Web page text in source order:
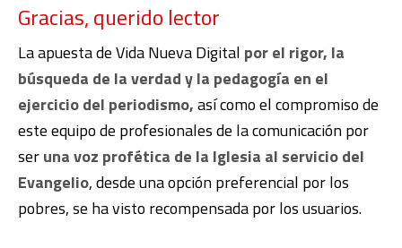
Gracias, querido lector
La apuesta de Vida Nueva Digital por el rigor, la
búsqueda de la verdad y la pedagogía en el
ejercicio del periodismo,así como el compromiso de
este equipo de profesionales de la comunicación por
seruna voz profética de la Iglesia al servicio del
Evangelio, desde una opción preferencial por los
pobres, se ha visto recompensada por los usuarios.